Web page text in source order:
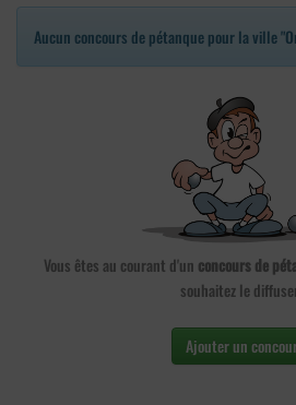
Aucun concours de pétanque pour la ville
Vous êtes au courant d'un concours de
souhaitez le
Ajouter un